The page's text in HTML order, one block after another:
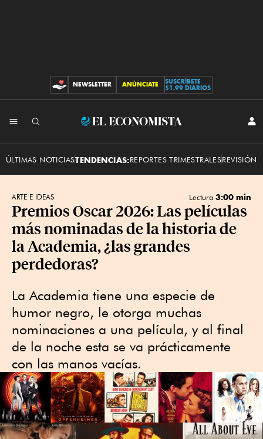
CONTRIBUCIONES
NEWSLETTER ANÚNCIATE
SUSCRÍBETE
$1.99 DIARIOS
El
ÚLTIMAS NOTICIASTENDENCIAS:REPORTES TRIMESTRALESREVISIÓN
ARTE E IDEAS Lectura 3:00 min
Premios Oscar 2026: Las películas
más nominadas de la historia de
la Academia, ¿las grandes
perdedoras?
La Academia tiene una especie de
humor negro, le otorga muchas
nominaciones a una película, y al final
de la noche esta se va prácticamente
con las manos vacías.